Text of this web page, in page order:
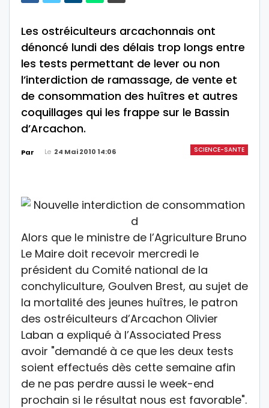
Les ostréiculteurs arcachonnais ont
dénoncé lundi des délais trop longs entre
les tests permettant de lever ou non
l’interdiction de ramassage, de vente et
de consommation des huîtres et autres
coquillages qui les frappe sur le Bassin
d’Arcachon.
SCIENCE-SANTE
Par Le 24 Mai 2010 14:06
Alors que le ministre de l’Agriculture Bruno
Le Maire doit recevoir mercredi le
président du Comité national de la
conchyliculture, Goulven Brest, au sujet de
la mortalité des jeunes huîtres, le patron
des ostréiculteurs d’Arcachon Olivier
Laban a expliqué à l’Associated Press
avoir "demandé à ce que les deux tests
soient effectués dès cette semaine afin
de ne pas perdre aussi le week-end
prochain si le résultat nous est favorable".